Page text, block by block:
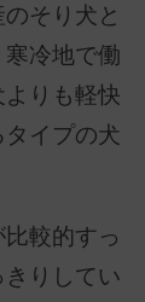
そり犬と
冷地で働
りも軽快
イプの犬
較的すっ
りしてい